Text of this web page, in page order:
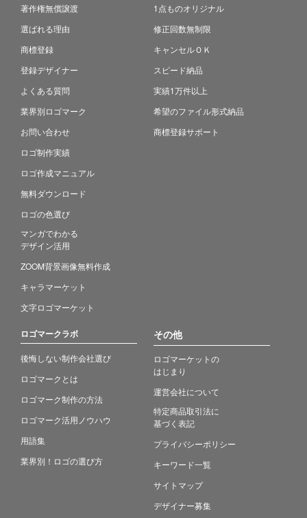
著作権無償譲渡
選ばれる理由
商標登録
登録デザイナー
よくある質問
業界別ロゴマーク
お問い合わせ
ロゴ制作実績
ロゴ作成マニュアル
無料ダウンロード
ロゴの色選び
マンガでわかる
デザイン活用
ZOOM背景画像無料作成
キャラマーケット
文字ロゴマーケット
1点ものオリジナル
修正回数無制限
キャンセルＯＫ
スピード納品
実績1万件以上
希望のファイル形式納品
商標登録サポート
ロゴマークラボ
後悔しない制作会社選び
ロゴマークとは
ロゴマーク制作の方法
ロゴマーク活用ノウハウ
用語集
業界別！ロゴの選び方
その他
ロゴマーケットの
はじまり
運営会社について
特定商品取引法に
基づく表記
プライバシーポリシー
キーワード一覧
サイトマップ
デザイナー募集